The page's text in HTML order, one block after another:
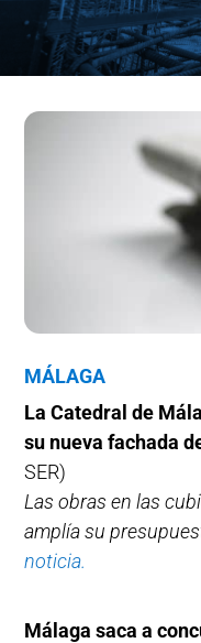
MÁLAGA
La Catedral de
su nueva fachada
SER)
Las obras en las
amplía su
noticia.
Málaga saca a